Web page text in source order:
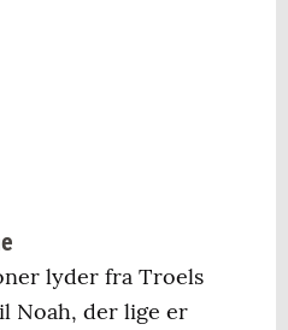
lyder fra Troels
Noah, der lige er